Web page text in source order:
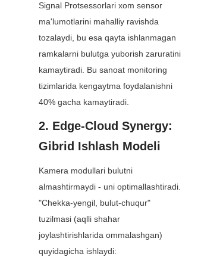
Signal Protsessorlari xom sensor
ma'lumotlarini mahalliy ravishda
tozalaydi, bu esa qayta ishlanmagan
ramkalarni bulutga yuborish zaruratini
kamaytiradi. Bu sanoat monitoring
tizimlarida kengaytma foydalanishni
40% gacha kamaytiradi.
2. Edge-Cloud Synergy:
Gibrid Ishlash Modeli
Kamera modullari bulutni
almashtirmaydi - uni optimallashtiradi.
"Chekka-yengil, bulut-chuqur"
tuzilmasi (aqlli shahar
joylashtirishlarida ommalashgan)
quyidagicha ishlaydi: